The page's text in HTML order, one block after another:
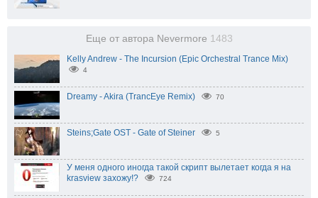
Еще от автора Nevermore 1483
Kelly Andrew - The Incursion (Epic Orchestral Trance Mix)
4
Dreamy - Akira (TrancEye Remix) 70
Steins;Gate OST - Gate of Steiner 5
У меня одного иногда такой скрипт вылетает когда я на
krasview захожу!?
724